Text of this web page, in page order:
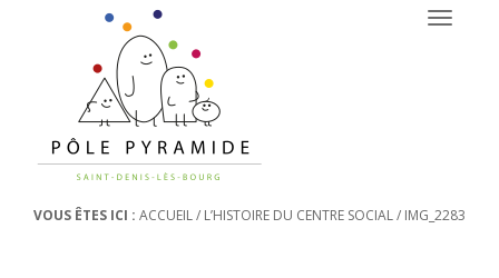
Toggle
VOUS ÊTES ICI : ACCUEIL/ L’HISTOIRE DU CENTRE SOCIAL/ IMG_2283